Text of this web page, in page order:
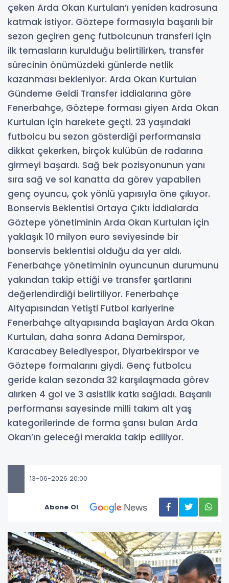
çeken Arda Okan Kurtulan’ı yeniden kadrosuna
katmak istiyor. Göztepe formasıyla başarılı bir
sezon geçiren genç futbolcunun transferi için
ilk temasların kurulduğu belirtilirken, transfer
sürecinin önümüzdeki günlerde netlik
kazanması bekleniyor. Arda Okan Kurtulan
Gündeme Geldi Transfer iddialarına göre
Fenerbahçe, Göztepe forması giyen Arda Okan
Kurtulan için harekete geçti. 23 yaşındaki
futbolcu bu sezon gösterdiği performansla
dikkat çekerken, birçok kulübün de radarına
girmeyi başardı. Sağ bek pozisyonunun yanı
sıra sağ ve sol kanatta da görev yapabilen
genç oyuncu, çok yönlü yapısıyla öne çıkıyor.
Bonservis Beklentisi Ortaya Çıktı İddialarda
Göztepe yönetiminin Arda Okan Kurtulan için
yaklaşık 10 milyon euro seviyesinde bir
bonservis beklentisi olduğu da yer aldı.
Fenerbahçe yönetiminin oyuncunun durumunu
yakından takip ettiği ve transfer şartlarını
değerlendirdiği belirtiliyor. Fenerbahçe
Altyapısından Yetişti Futbol kariyerine
Fenerbahçe altyapısında başlayan Arda Okan
Kurtulan, daha sonra Adana Demirspor,
Karacabey Belediyespor, Diyarbekirspor ve
Göztepe formalarını giydi. Genç futbolcu
geride kalan sezonda 32 karşılaşmada görev
alırken 4 gol ve 3 asistlik katkı sağladı. Başarılı
performansı sayesinde milli takım alt yaş
kategorilerinde de forma şansı bulan Arda
Okan’ın geleceği merakla takip ediliyor.
13-06-2026 20:00
Abone Ol